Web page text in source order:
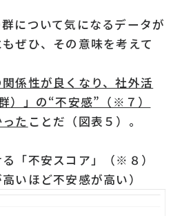
について気になるデータが
ぜひ、その意味を考えて
関係性が良くなり、社外活
）」の“不安感”（※７）
た ことだ（図表５）。
「不安スコア」（※８）
いほど不安感が高い）